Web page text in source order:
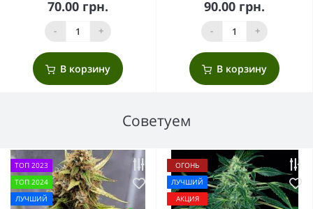
70.00 грн.
- +
В корзину
90.00 грн.
- +
В корзину
Советуем
ТОП 2023
ТОП 2024
ЛУЧШИЙ
ОГОНЬ
ЛУЧШИЙ
АКЦИЯ